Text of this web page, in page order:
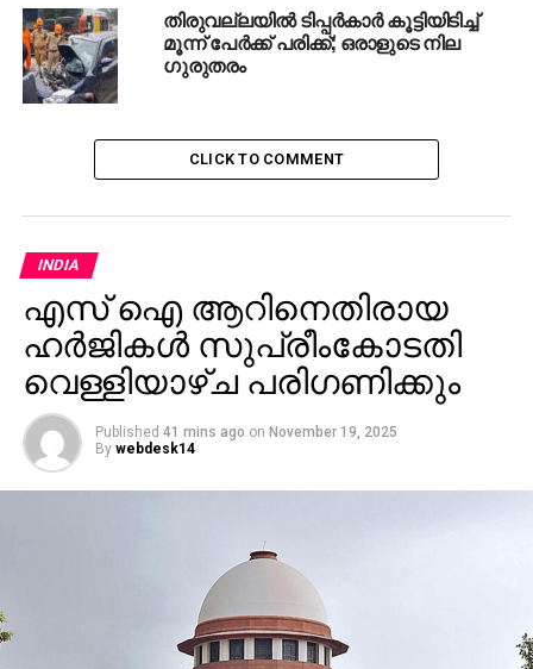
തിരുവല്ലയില്‍ ടിപ്പര്‍കാര്‍ കൂട്ടിയിടിച്ച്
മൂന്ന് പേര്‍ക്ക് പരിക്ക്; ഒരാളുടെ നില
ഗുരുതരം
CLICK TO COMMENT
INDIA
എസ് ഐ ആറിനെതിരായ
ഹർജികൾ സുപ്രീംകോടതി
വെള്ളിയാഴ്ച പരിഗണിക്കും
Published 41 mins ago on November 19, 2025
By webdesk14